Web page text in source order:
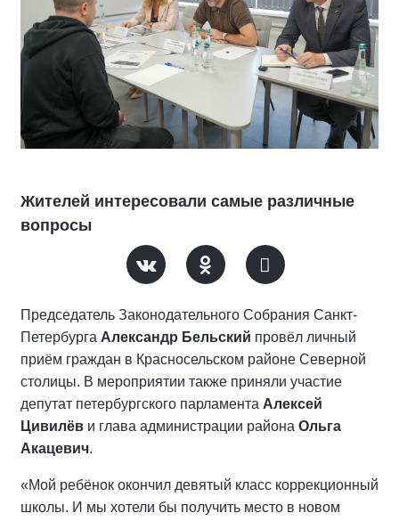
Жителей интересовали самые различные
вопросы
Председатель Законодательного Собрания Санкт-
Петербурга Александр Бельский провёл личный
приём граждан в Красносельском районе Северной
столицы. В мероприятии также приняли участие
депутат петербургского парламента Алексей
Цивилёв и глава администрации района Ольга
Акацевич.
«Мой ребёнок окончил девятый класс коррекционный
школы. И мы хотели бы получить место в новом